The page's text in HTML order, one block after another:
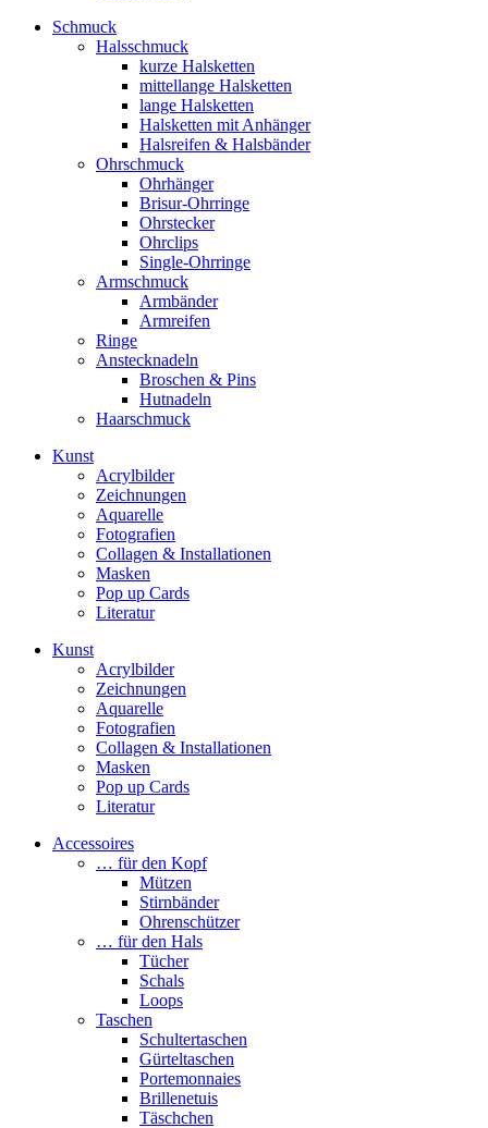
Schmuck
Halsschmuck
kurze Halsketten
mittellange Halsketten
lange Halsketten
Halsketten mit Anhänger
Halsreifen & Halsbänder
Ohrschmuck
Ohrhänger
Brisur-Ohrringe
Ohrstecker
Ohrclips
Single-Ohrringe
Armschmuck
Armbänder
Armreifen
Ringe
Anstecknadeln
Broschen & Pins
Hutnadeln
Haarschmuck
Kunst
Acrylbilder
Zeichnungen
Aquarelle
Fotografien
Collagen & Installationen
Masken
Pop up Cards
Literatur
Kunst
Acrylbilder
Zeichnungen
Aquarelle
Fotografien
Collagen & Installationen
Masken
Pop up Cards
Literatur
Accessoires
… für den Kopf
Mützen
Stirnbänder
Ohrenschützer
… für den Hals
Tücher
Schals
Loops
Taschen
Schultertaschen
Gürteltaschen
Portemonnaies
Brillenetuis
Täschchen